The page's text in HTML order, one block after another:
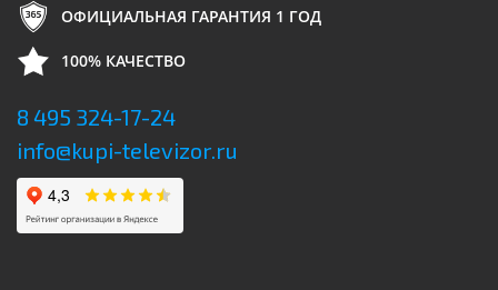
ОФИЦИАЛЬНАЯ ГАРАНТИЯ 1 ГОД
100% КАЧЕСТВО
8 495 324-17-24
info@kupi-televizor.ru